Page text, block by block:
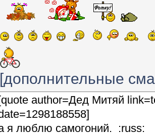
[дополнительные